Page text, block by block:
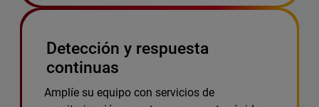
Detección y respuesta
continuas
Amplíe su equipo con servicios de